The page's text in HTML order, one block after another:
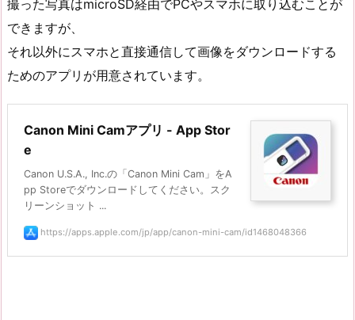
撮った写真はmicroSD経由でPCやスマホに取り込むことが
できますが、
それ以外にスマホと直接通信して画像をダウンロードする
ためのアプリが用意されています。
‎Canon Mini Camアプリ - App Stor
e
Canon U.S.A., Inc.の「Canon Mini Cam」をA
pp Storeでダウンロードしてください。スク
リーンショット ...
https://apps.apple.com/jp/app/canon-mini-cam/id1468048366